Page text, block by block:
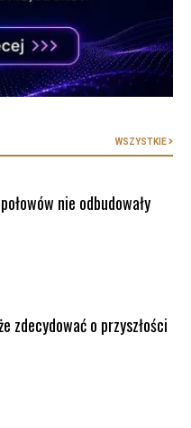
WSZYSTKIE
nie odbudowały
zdecydować o przyszłości